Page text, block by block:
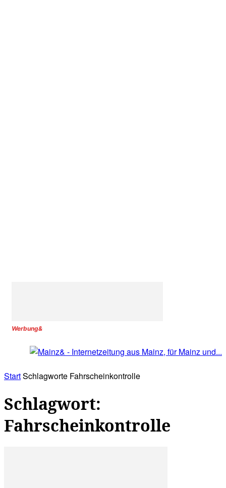
Werbung&
StartSchlagworte Fahrscheinkontrolle
Schlagwort:
Fahrscheinkontrolle